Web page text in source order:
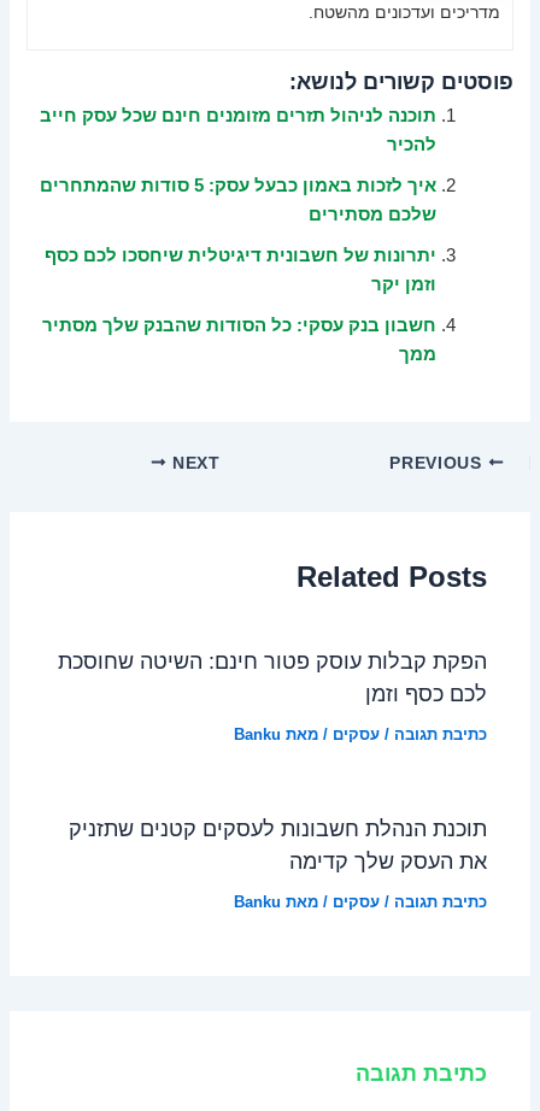
מדריכים ועדכונים מהשטח.
פוסטים קשורים לנושא:
תוכנה לניהול תזרים מזומנים חינם שכל עסק חייב
להכיר
איך לזכות באמון כבעל עסק: 5 סודות שהמתחרים
שלכם מסתירים
יתרונות של חשבונית דיגיטלית שיחסכו לכם כסף
וזמן יקר
חשבון בנק עסקי: כל הסודות שהבנק שלך מסתיר
ממך
NEXT
Related Posts
הפקת קבלות עוסק פטור חינם: השיטה שחוסכת
לכם כסף וזמן
כתיבת תגובה /עסקים / מאת Banku
תוכנת הנהלת חשבונות לעסקים קטנים שתזניק
את העסק שלך קדימה
כתיבת תגובה /עסקים / מאת Banku
כתיבת תגובה